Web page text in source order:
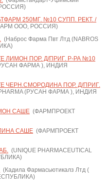
РОССИЯ)
250МГ. №10 СУПП. РЕКТ. /
ООО, РОССИЯ)
(Наброс Фарма Пвт Лтд (NABROS
ЛИМОН ПОР. Д/ПРИГ. Р-РА №10
ФАРМА ), ИНДИЯ
ЧЕРН.СМОРОДИНА ПОР. Д/ПРИГ.
(РУСАН ФАРМА ), ИНДИЯ
САШЕ(ФАРМПРОЕКТ
САШЕ(ФАРМПРОЕКТ
(UNIQUE PHARMACEUTICAL
(Кадила Фармасьютикалз Лтд (